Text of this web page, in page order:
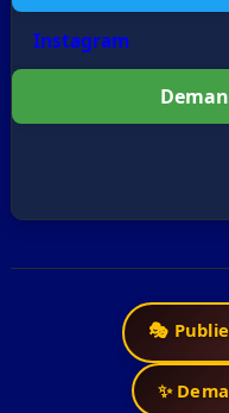
Instagram
🎭
✨